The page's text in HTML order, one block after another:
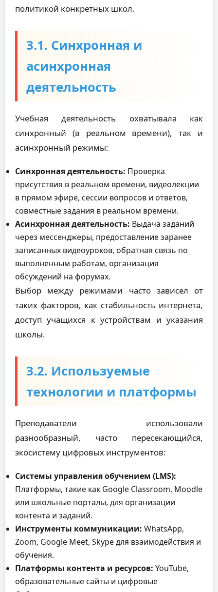
политикой конкретных школ.
3.1. Синхронная и
асинхронная
деятельность
Учебная деятельность охватывала как
синхронный (в реальном времени), так и
асинхронный режимы:
Синхронная деятельность: Проверка
присутствия в реальном времени, видеолекции
в прямом эфире, сессии вопросов и ответов,
совместные задания в реальном времени.
Асинхронная деятельность: Выдача заданий
через мессенджеры, предоставление заранее
записанных видеоуроков, обратная связь по
выполненным работам, организация
обсуждений на форумах.
Выбор между режимами часто зависел от
таких факторов, как стабильность интернета,
доступ учащихся к устройствам и указания
школы.
3.2. Используемые
технологии и платформы
Преподаватели использовали
разнообразный, часто пересекающийся,
экосистему цифровых инструментов:
Системы управления обучением (LMS):
Платформы, такие как Google Classroom, Moodle
или школьные порталы, для организации
контента и заданий.
Инструменты коммуникации: WhatsApp,
Zoom, Google Meet, Skype для взаимодействия и
обучения.
Платформы контента и ресурсов: YouTube,
образовательные сайты и цифровые